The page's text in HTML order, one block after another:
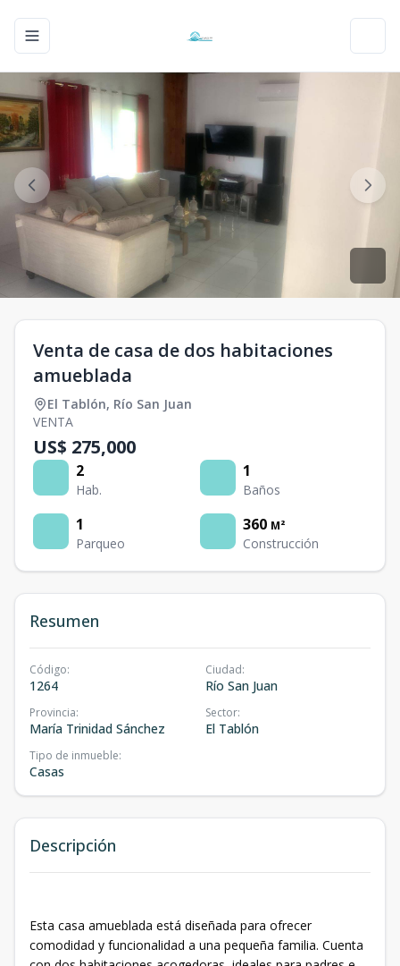
Toggle navigation menu
Venta de casa de dos habitaciones
amueblada
El Tablón, Río San Juan
VENTA
US$ 275,000
2
Hab.
1
Baños
1
Parqueo
360 M²
Construcción
Resumen
Código:
1264
Ciudad:
Río San Juan
Provincia:
María Trinidad Sánchez
Sector:
El Tablón
Tipo de inmueble:
Casas
Descripción
Esta casa amueblada está diseñada para ofrecer
comodidad y funcionalidad a una pequeña familia. Cuenta